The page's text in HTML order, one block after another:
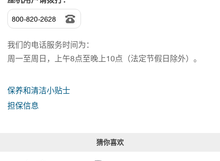
800-820-2628
我们的电话服务时间为：
周一至周日，上午8点至晚上10点（法定节假日除外）。
保养和清洁小贴士
担保信息
猜你喜欢